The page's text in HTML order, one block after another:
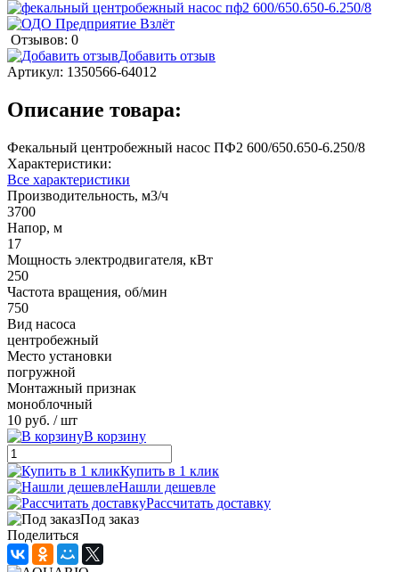
Отзывов: 0
Добавить отзыв
Артикул: 1350566-64012
Описание товара:
Фекальный центробежный насос ПФ2 600/650.650-6.250/8
Характеристики:
Все характеристики
Производительность, м3/ч
3700
Напор, м
17
Мощность электродвигателя, кВт
250
Частота вращения, об/мин
750
Вид насоса
центробежный
Место установки
погружной
Монтажный признак
моноблочный
10 руб. / шт
В корзину
Купить в 1 клик
Нашли дешевле
Рассчитать доставку
Под заказ
Поделиться